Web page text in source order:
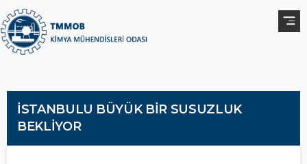
İSTANBULU BÜYÜK BİR SUSUZLUK
BEKLİYOR